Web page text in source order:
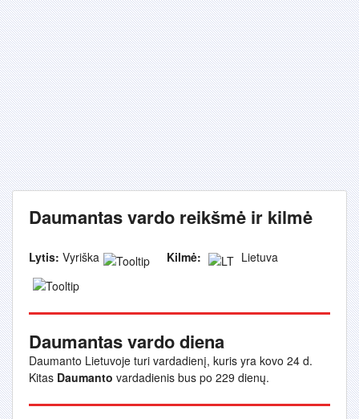
Daumantas vardo reikšmė ir kilmė
Lytis: Vyriška Kilmė: Lietuva
Daumantas vardo diena
Daumanto Lietuvoje turi vardadienį, kuris yra kovo 24 d.
Kitas Daumanto vardadienis bus po 229 dienų.